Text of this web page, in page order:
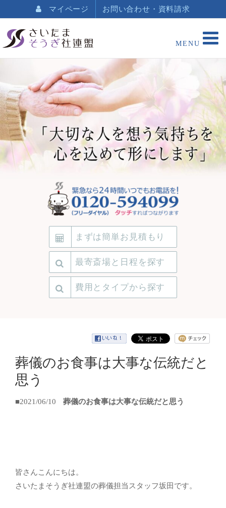
マイページ お問い合わせ・資料請求
まずは簡単お見積もり
最寄斎場と日程を探す
費用とタイプから探す
葬儀のお食事は大事な伝統だと
思う
■2021/06/10 葬儀のお食事は大事な伝統だと思う
皆さんこんにちは。
さいたまそうぎ社連盟の葬儀担当スタッフ坂田です。